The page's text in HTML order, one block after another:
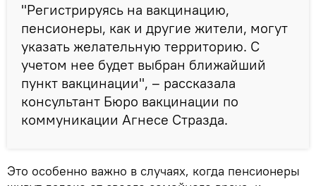
"Регистрируясь на вакцинацию,
пенсионеры, как и другие жители, могут
указать желательную территорию. С
учетом нее будет выбран ближайший
пункт вакцинации", – рассказала
консультант Бюро вакцинации по
коммуникации Агнесе Стразда.
Это особенно важно в случаях, когда пенсионеры